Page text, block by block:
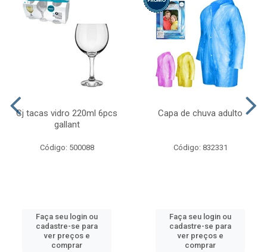
Cj tacas vidro 220ml 6pcs
gallant
Código: 500088
Faça seu login ou
cadastre-se para
ver preços e
comprar
Capa de chuva adulto
Código: 832331
Faça seu login ou
cadastre-se para
ver preços e
comprar